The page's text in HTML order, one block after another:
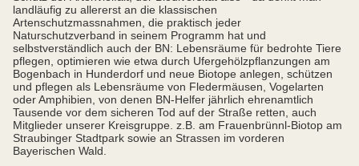
landläufig zu allererst an die klassischen
Artenschutzmassnahmen, die praktisch jeder
Naturschutzverband in seinem Programm hat und
selbstverständlich auch der BN: Lebensräume für bedrohte Tiere
pflegen, optimieren wie etwa durch Ufergehölzpflanzungen am
Bogenbach in Hunderdorf und neue Biotope anlegen, schützen
und pflegen als Lebensräume von Fledermäusen, Vogelarten
oder Amphibien, von denen BN-Helfer jährlich ehrenamtlich
Tausende vor dem sicheren Tod auf der Straße retten, auch
Mitglieder unserer Kreisgruppe. z.B. am Frauenbrünnl-Biotop am
Straubinger Stadtpark sowie an Strassen im vorderen
Bayerischen Wald.